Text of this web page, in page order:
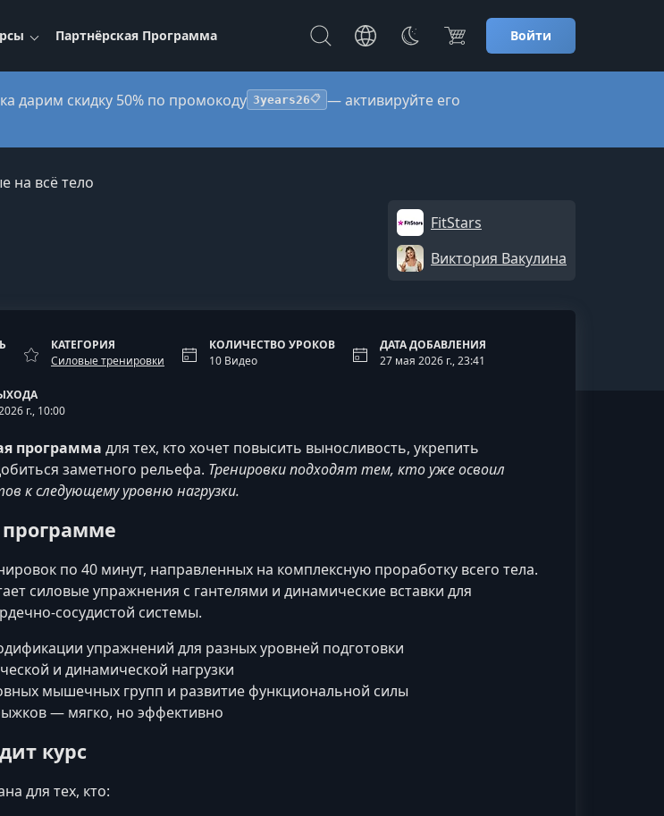
Партнёрская Программа Войти
дарим скидку 50% по промокоду 3years26📋 — активируйте его
на всё тело
FitStars
Виктория Вакулина
КАТЕГОРИЯ
Силовые тренировки
КОЛИЧЕСТВО УРОКОВ
10 Видео
ДАТА ДОБАВЛЕНИЯ
27 мая 2026 г., 23:41
г., 10:00
программа для тех, кто хочет повысить выносливость, укрепить
заметного рельефа. Тренировки подходят тем, кто уже освоил
к следующему уровню нагрузки.
по 40 минут, направленных на комплексную проработку всего тела.
силовые упражнения с гантелями и динамические вставки для
системы.
упражнений для разных уровней подготовки
и динамической нагрузки
мышечных групп и развитие функциональной силы
— мягко, но эффективно
курс
для тех, кто: